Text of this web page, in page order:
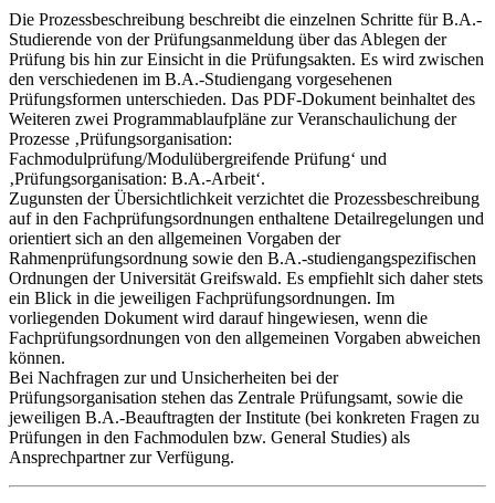
Die Prozessbeschreibung beschreibt die einzelnen Schritte für B.A.-
Studierende von der Prüfungsanmeldung über das Ablegen der
Prüfung bis hin zur Einsicht in die Prüfungsakten. Es wird zwischen
den verschiedenen im B.A.-Studiengang vorgesehenen
Prüfungsformen unterschieden. Das PDF-Dokument beinhaltet des
Weiteren zwei Programmablaufpläne zur Veranschaulichung der
Prozesse ‚Prüfungsorganisation:
Fachmodulprüfung/Modulübergreifende Prüfung‘ und
‚Prüfungsorganisation: B.A.-Arbeit‘.
Zugunsten der Übersichtlichkeit verzichtet die Prozessbeschreibung
auf in den Fachprüfungsordnungen enthaltene Detailregelungen und
orientiert sich an den allgemeinen Vorgaben der
Rahmenprüfungsordnung sowie den B.A.-studiengangspezifischen
Ordnungen der Universität Greifswald. Es empfiehlt sich daher stets
ein Blick in die jeweiligen Fachprüfungsordnungen. Im
vorliegenden Dokument wird darauf hingewiesen, wenn die
Fachprüfungsordnungen von den allgemeinen Vorgaben abweichen
können.
Bei Nachfragen zur und Unsicherheiten bei der
Prüfungsorganisation stehen das Zentrale Prüfungsamt, sowie die
jeweiligen B.A.-Beauftragten der Institute (bei konkreten Fragen zu
Prüfungen in den Fachmodulen bzw. General Studies) als
Ansprechpartner zur Verfügung.